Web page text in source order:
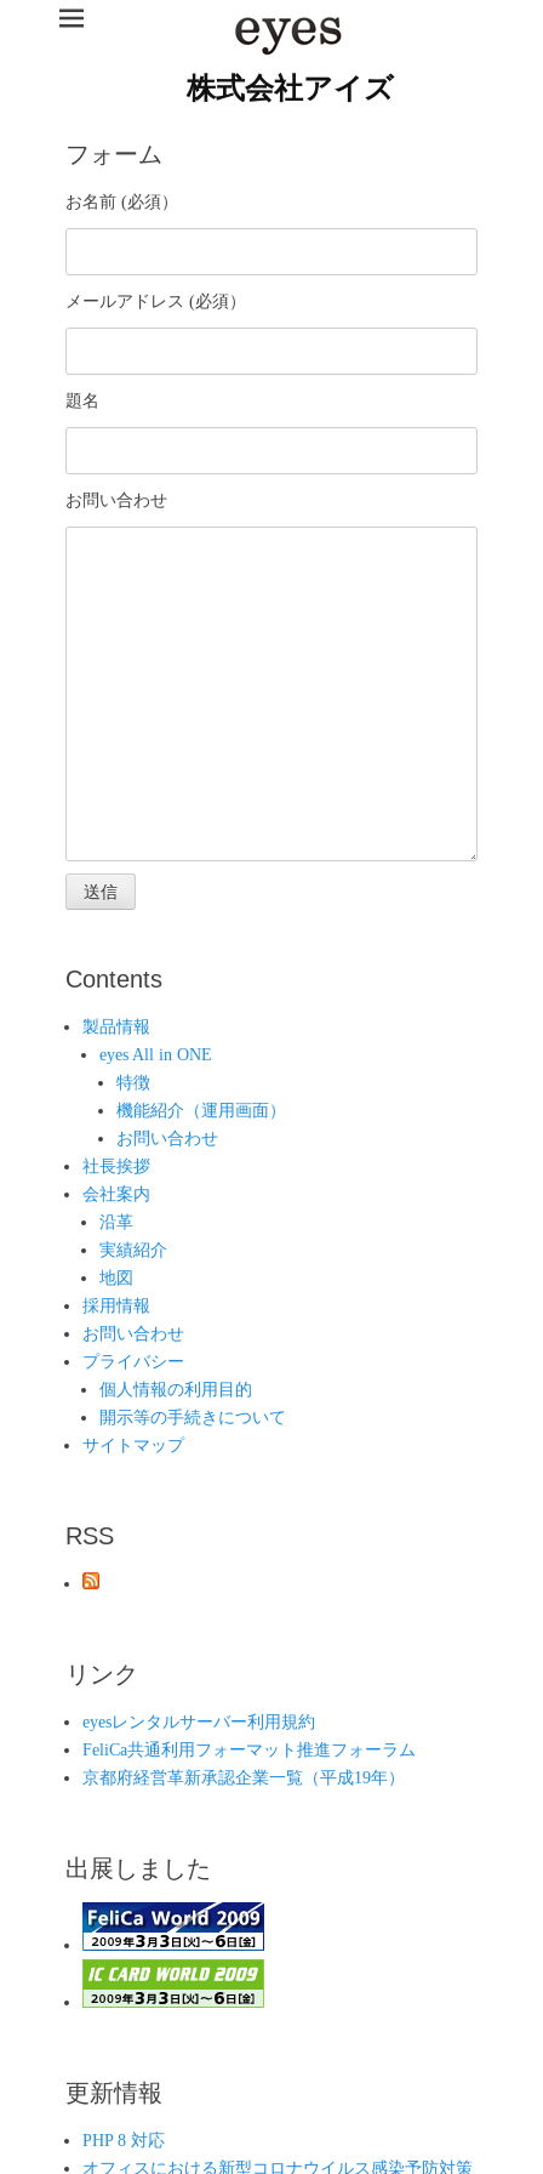
株式会社アイズ
フォーム
お名前 (必須）
メールアドレス (必須）
題名
お問い合わせ
Contents
製品情報
eyes All in ONE
特徴
機能紹介（運用画面）
お問い合わせ
社長挨拶
会社案内
沿革
実績紹介
地図
採用情報
お問い合わせ
プライバシー
個人情報の利用目的
開示等の手続きについて
サイトマップ
RSS
リンク
eyesレンタルサーバー利用規約
FeliCa共通利用フォーマット推進フォーラム
京都府経営革新承認企業一覧（平成19年）
出展しました
更新情報
PHP 8 対応
オフィスにおける新型コロナウイルス感染予防対策